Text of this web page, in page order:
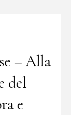
– Alla
del
e